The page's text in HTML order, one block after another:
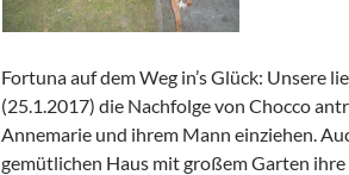
Fortuna auf dem Weg in’s Glück: Unsere
(25.1.2017) die Nachfolge von Chocco
Annemarie und ihrem Mann einziehen.
gemütlichen Haus mit großem Garten ihre